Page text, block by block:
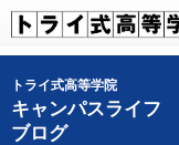
トライ式高等学院
キャンパスライフ
ブログ